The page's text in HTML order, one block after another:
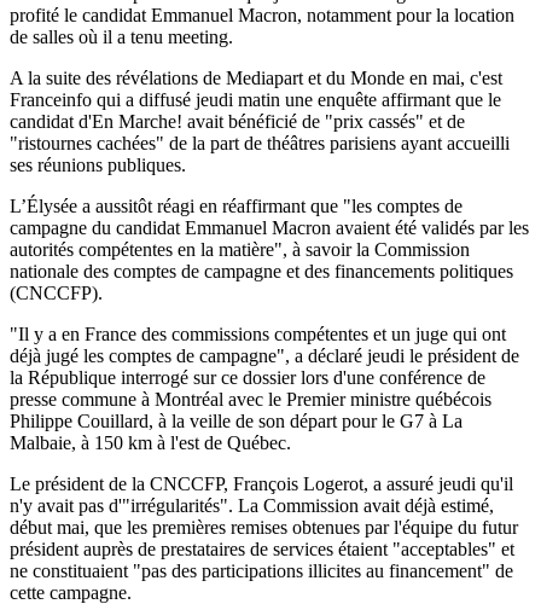
profité le candidat Emmanuel Macron, notamment pour la location
de salles où il a tenu meeting.
A la suite des révélations de Mediapart et du Monde en mai, c'est
Franceinfo qui a diffusé jeudi matin une enquête affirmant que le
candidat d'En Marche! avait bénéficié de "prix cassés" et de
"ristournes cachées" de la part de théâtres parisiens ayant accueilli
ses réunions publiques.
L’Élysée a aussitôt réagi en réaffirmant que "les comptes de
campagne du candidat Emmanuel Macron avaient été validés par les
autorités compétentes en la matière", à savoir la Commission
nationale des comptes de campagne et des financements politiques
(CNCCFP).
"Il y a en France des commissions compétentes et un juge qui ont
déjà jugé les comptes de campagne", a déclaré jeudi le président de
la République interrogé sur ce dossier lors d'une conférence de
presse commune à Montréal avec le Premier ministre québécois
Philippe Couillard, à la veille de son départ pour le G7 à La
Malbaie, à 150 km à l'est de Québec.
Le président de la CNCCFP, François Logerot, a assuré jeudi qu'il
n'y avait pas d'"irrégularités". La Commission avait déjà estimé,
début mai, que les premières remises obtenues par l'équipe du futur
président auprès de prestataires de services étaient "acceptables" et
ne constituaient "pas des participations illicites au financement" de
cette campagne.